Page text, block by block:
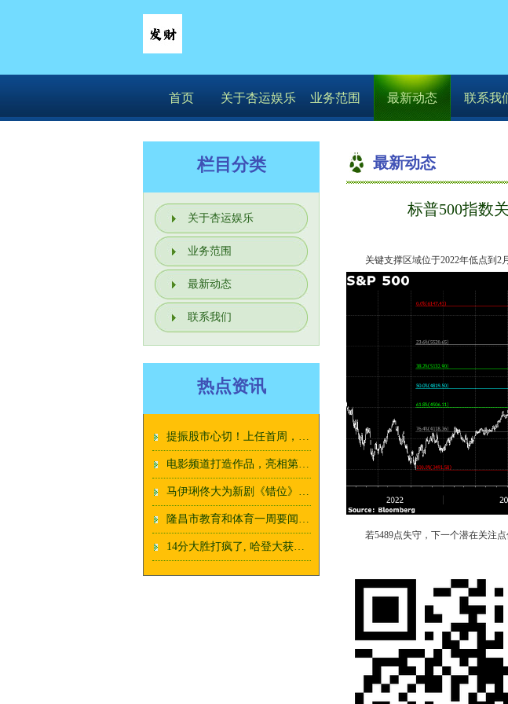
首页 关于杏运娱乐 业务范围 最新动态 联系我
栏目分类
关于杏运娱乐
业务范围
最新动态
联系我们
热点资讯
提振股市心切！上任首周，李在明高调访问韩国主要证券交易所
电影频道打造作品，亮相第27届，全国影片推介会_仁东_天眼_中国
马伊琍佟大为新剧《错位》 聚焦案件背后的人生困境
隆昌市教育和体育一周要闻回顾（7月8日——7月14日）
14分大胜打疯了, 哈登大获成功, 快船5个赢球法宝, 第6稳住了
最新动态
你的位置： 杏运
标普500指数
关键支撑区域位于2022年低点到2月
若5489点失守，下一个潜在关注点